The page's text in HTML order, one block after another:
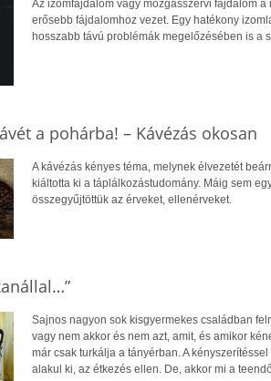
Az izomfájdalom vagy mozgásszervi fájdalom
erősebb fájdalomhoz vezet. Egy hatékony
hosszabb távú problémák megelőzésében is a
a pohárba! – Kávézás okosan
A kávézás kényes téma, melynek élvezetét
kiáltotta ki a táplálkozástudomány. Máig sem
összegyűjtöttük az érveket, ellenérveket.
Sajnos nagyon sok kisgyermekes családban
vagy nem akkor és nem azt, amit, és amikor
már csak turkálja a tányérban. A
alakul ki, az étkezés ellen. De, akkor mi a